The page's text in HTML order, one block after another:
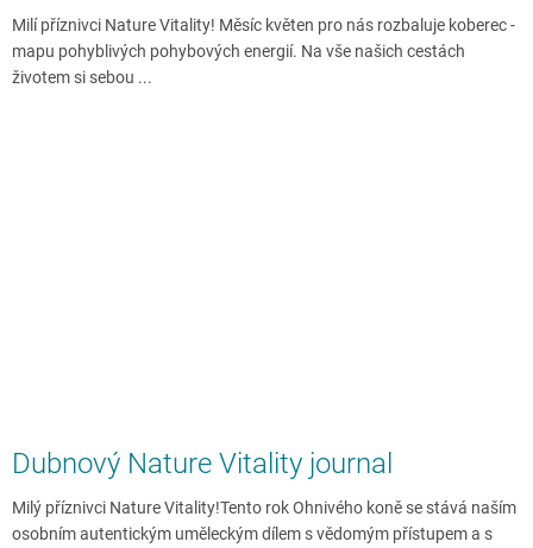
Milí příznivci Nature Vitality! Měsíc květen pro nás rozbaluje koberec -
mapu pohyblivých pohybových energií. Na vše našich cestách
životem si sebou ...
Dubnový Nature Vitality journal
Milý příznivci Nature Vitality!Tento rok Ohnivého koně se stává naším
osobním autentickým uměleckým dílem s vědomým přístupem a s